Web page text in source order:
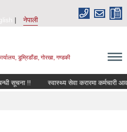
नेपाली
डुम्रिडाँडा, गोरखा, गण्डकी
सूचना !! स्वास्थ्य सेवा करारमा कर्मचारी